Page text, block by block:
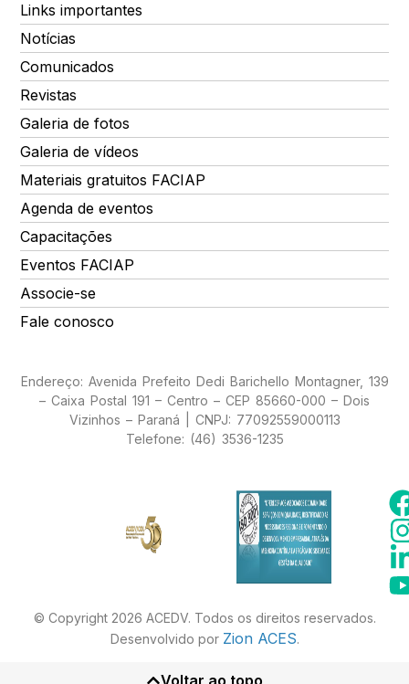
Links importantes
Notícias
Comunicados
Revistas
Galeria de fotos
Galeria de vídeos
Materiais gratuitos FACIAP
Agenda de eventos
Capacitações
Eventos FACIAP
Associe-se
Fale conosco
Endereço: Avenida Prefeito Dedi Barichello Montagner, 139
– Caixa Postal 191 – Centro – CEP 85660-000 – Dois
Vizinhos – Paraná | CNPJ: 77092559000113
Telefone: (46) 3536-1235
© Copyright 2026 ACEDV. Todos os direitos reservados.
Desenvolvido por Zion ACES.